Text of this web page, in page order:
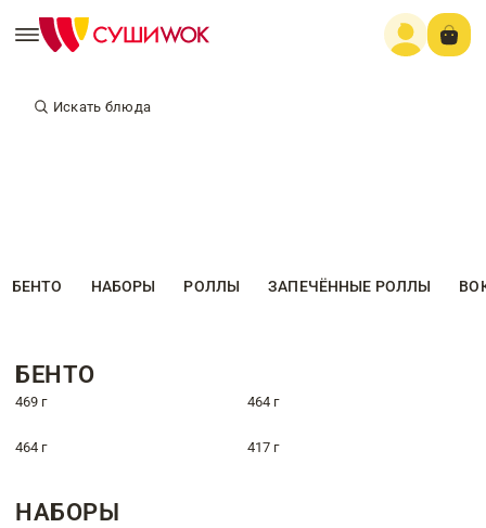
Искать блюда
БЕНТО НАБОРЫ РОЛЛЫ ЗАПЕЧЁННЫЕ РОЛЛЫ
БЕНТО
469 г 464 г
464 г 417 г
НАБОРЫ